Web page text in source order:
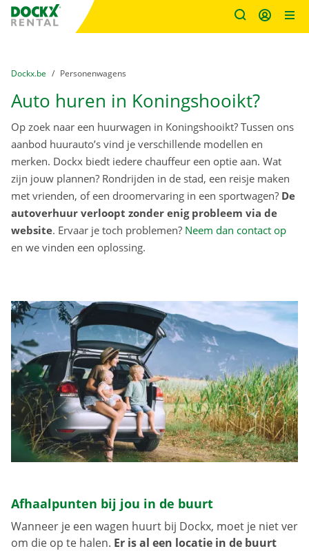
Fratello DEMO
U bevindt zich hier:
van
Dockx.be naar
Personenwagens
Auto huren in Koningshooikt?
Op zoek naar een huurwagen in Koningshooikt? Tussen ons
aanbod huurauto’s vind je verschillende modellen en
merken. Dockx biedt iedere chauffeur een optie aan. Wat
zijn jouw plannen? Rondrijden in de stad, een reisje maken
met vrienden, of een droomervaring in een sportwagen? De
autoverhuur verloopt zonder enig probleem via de
website. Ervaar je toch problemen? Neem dan contact op
en we vinden een oplossing.
Afhaalpunten bij jou in de buurt
Wanneer je een wagen huurt bij Dockx, moet je niet ver
om die op te halen. Er is al een locatie in de buurt